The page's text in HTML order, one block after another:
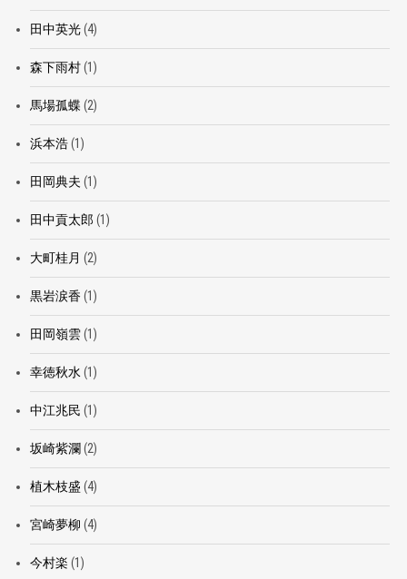
田中英光(4)
森下雨村(1)
馬場孤蝶 (2)
浜本浩(1)
田岡典夫 (1)
田中貢太郎 (1)
大町桂月 (2)
黒岩涙香(1)
田岡嶺雲(1)
幸徳秋水 (1)
中江兆民 (1)
坂崎紫瀾 (2)
植木枝盛 (4)
宮崎夢柳 (4)
今村楽 (1)